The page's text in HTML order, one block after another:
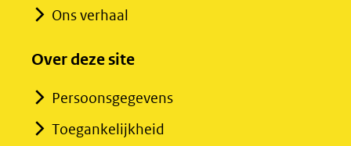
Ons verhaal
Over deze site
Persoonsgegevens
Toegankelijkheid